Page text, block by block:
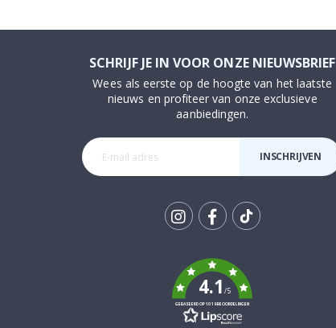
SCHRIJF JE IN VOOR ONZE NIEUWSBRIEF
Wees als eerste op de hoogte van het laatste
nieuws en profiteer van onze exclusieve
aanbiedingen.
INSCHRIJVEN
k
4.1/5
GEBASEERD OP 1019 BEOORDELINGEN